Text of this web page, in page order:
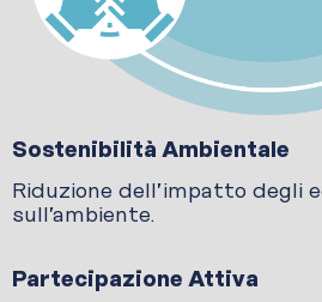
Sostenibilità Ambientale
Riduzione dell’impatto degli
sull’ambiente.
Partecipazione Attiva